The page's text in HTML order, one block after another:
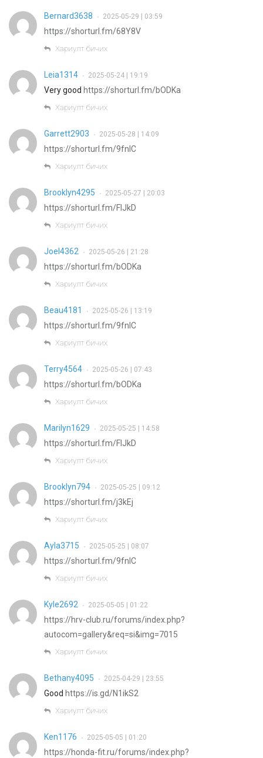
Bernard3638 • 2025-05-29 | 03:59
https://shorturl.fm/68Y8V
Хариулт бичих
Leia1314 • 2025-05-24 | 19:19
Very good https://shorturl.fm/bODKa
Хариулт бичих
Garrett2903 • 2025-05-28 | 14:09
https://shorturl.fm/9fnIC
Хариулт бичих
Brooklyn4295 • 2025-05-27 | 20:03
https://shorturl.fm/FIJkD
Хариулт бичих
Joel4362 • 2025-05-26 | 21:28
https://shorturl.fm/bODKa
Хариулт бичих
Beau4181 • 2025-05-26 | 13:19
https://shorturl.fm/9fnIC
Хариулт бичих
Terry4564 • 2025-05-26 | 07:43
https://shorturl.fm/bODKa
Хариулт бичих
Marilyn1629 • 2025-05-25 | 14:58
https://shorturl.fm/FIJkD
Хариулт бичих
Brooklyn794 • 2025-05-25 | 09:12
https://shorturl.fm/j3kEj
Хариулт бичих
Ayla3715 • 2025-05-25 | 08:07
https://shorturl.fm/9fnIC
Хариулт бичих
Kyle2692 • 2025-05-05 | 01:22
https://hrv-club.ru/forums/index.php?
autocom=gallery&req=si&img=7015
Хариулт бичих
Bethany4095 • 2025-04-29 | 23:55
Good https://is.gd/N1ikS2
Хариулт бичих
Ken1176 • 2025-05-05 | 01:20
https://honda-fit.ru/forums/index.php?